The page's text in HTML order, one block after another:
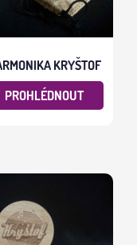
KRYŠTOF
PROHLÉDNOUT